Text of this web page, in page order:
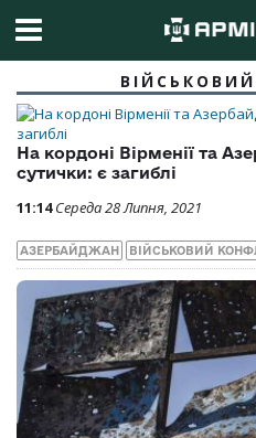
На кордоні Вірменії та
сутички: є загиблі
11:14 Середа 28 Липня, 2021
АЗЕРБАЙДЖАН ВІЙСЬКОВИЙ